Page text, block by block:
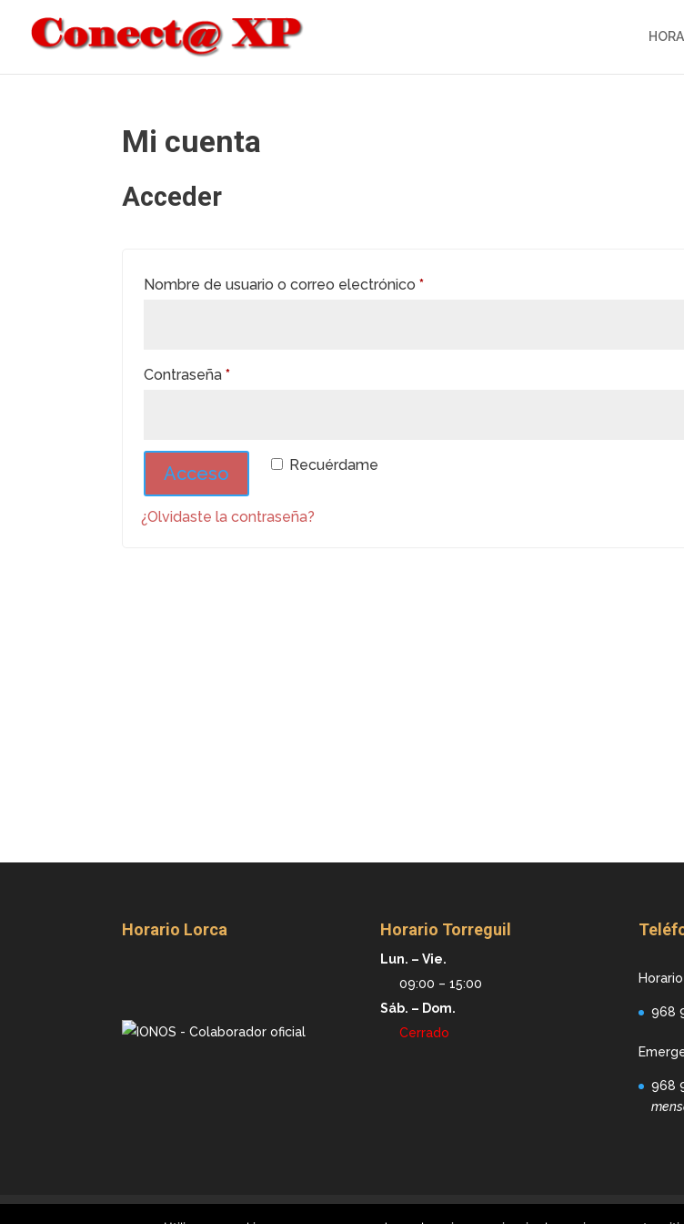
Mi cuenta
Acceder
Nombre de usuario o correo electrónico*Obligatorio
Contraseña*Obligatorio
Recuérdame
Acceso
¿Olvidaste la contraseña?
Horario Lorca Horario Torreguil
Lun. – Vie.
09:00 – 15:00
Sáb. – Dom.
Cerrado
968
968